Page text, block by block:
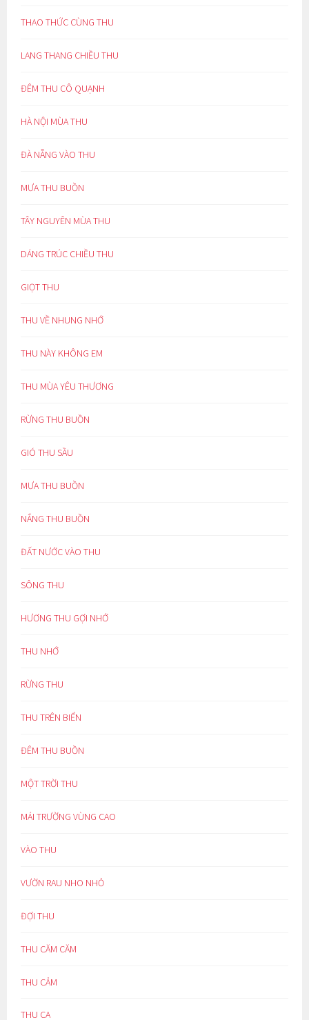
THAO THỨC CÙNG THU
LANG THANG CHIỀU THU
ĐÊM THU CÔ QUẠNH
HÀ NỘI MÙA THU
ĐÀ NẴNG VÀO THU
MƯA THU BUỒN
TÂY NGUYÊN MÙA THU
DÁNG TRÚC CHIỀU THU
GIỌT THU
THU VỀ NHUNG NHỚ
THU NÀY KHÔNG EM
THU MÙA YÊU THƯƠNG
RỪNG THU BUỒN
GIÓ THU SẦU
MƯA THU BUỒN
NẮNG THU BUỒN
ĐẤT NƯỚC VÀO THU
SÔNG THU
HƯƠNG THU GỢI NHỚ
THU NHỚ
RỪNG THU
THU TRÊN BIỂN
ĐÊM THU BUỒN
MỘT TRỜI THU
MÁI TRƯỜNG VÙNG CAO
VÀO THU
VƯỜN RAU NHO NHỎ
ĐỢI THU
THU CĂM CĂM
THU CẢM
THU CA